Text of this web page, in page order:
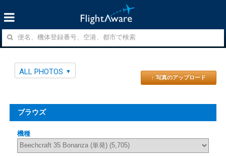
ALL PHOTOS
↑ 写真のアップロード
ブラウズ
機種